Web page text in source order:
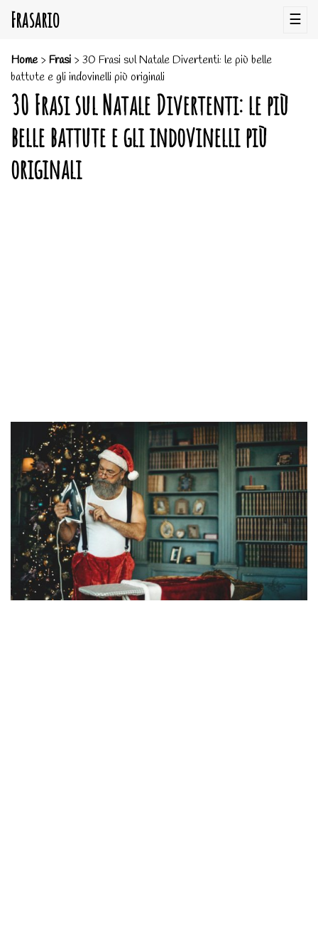
Frasario ☰
Home>Frasi >30 Frasi sul Natale Divertenti: le più belle
battute e gli indovinelli più originali
30 Frasi sul Natale Divertenti: le più
belle battute e gli indovinelli più
originali